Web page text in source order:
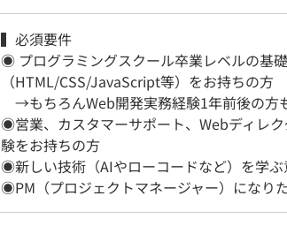
▍必須要件
◉ プログラミングスクール卒業レベルの基
（HTML/CSS/JavaScript等）をお持ちの方
→もちろんWeb開発実務経験1年前後の方
◉営業、カスタマーサポート、Webディレ
験をお持ちの方
◉新しい技術（AIやローコードなど）を学
◉PM（プロジェクトマネージャー）になり